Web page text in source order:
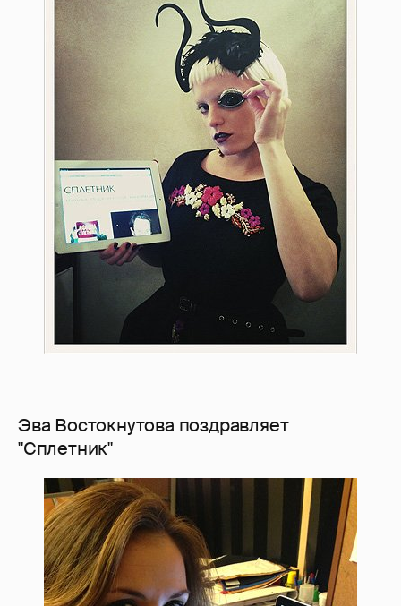
Эва Востокнутова поздравляет
"Сплетник"